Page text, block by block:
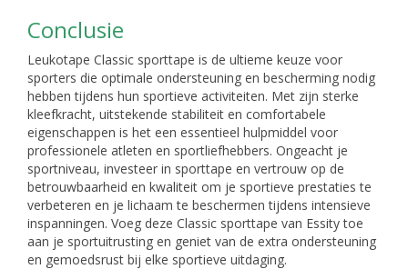
Conclusie
Leukotape Classic sporttape is de ultieme keuze voor
sporters die optimale ondersteuning en bescherming nodig
hebben tijdens hun sportieve activiteiten. Met zijn sterke
kleefkracht, uitstekende stabiliteit en comfortabele
eigenschappen is het een essentieel hulpmiddel voor
professionele atleten en sportliefhebbers. Ongeacht je
sportniveau, investeer in sporttape en vertrouw op de
betrouwbaarheid en kwaliteit om je sportieve prestaties te
verbeteren en je lichaam te beschermen tijdens intensieve
inspanningen. Voeg deze Classic sporttape van Essity toe
aan je sportuitrusting en geniet van de extra ondersteuning
en gemoedsrust bij elke sportieve uitdaging.